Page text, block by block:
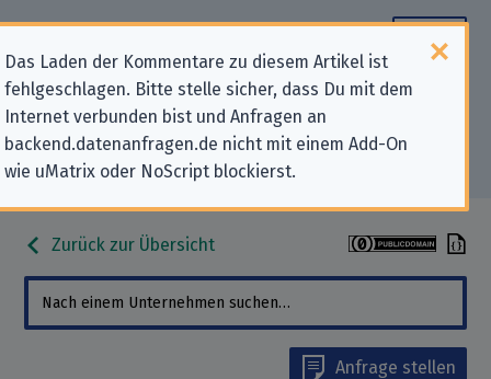
Das Laden der Kommentare zu diesem Artikel ist
fehlgeschlagen. Bitte stelle sicher, dass Du mit dem
Internet verbunden bist und Anfragen an
backend.datenanfragen.de nicht mit einem Add-On
wie uMatrix oder NoScript blockierst.
Datenschutz-Kontaktdaten für
„Qwant SAS“
Zurück zur Übersicht
Anfrage stellen